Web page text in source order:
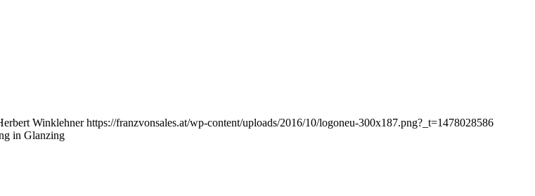
Winklehner https://franzvonsales.at/wp-content/uploads/2016/10/logoneu-300x187.png?_t=1478028586
in Glanzing